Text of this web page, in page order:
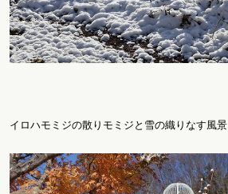
イロハモミジの散りモミジと雪の織りなす風景